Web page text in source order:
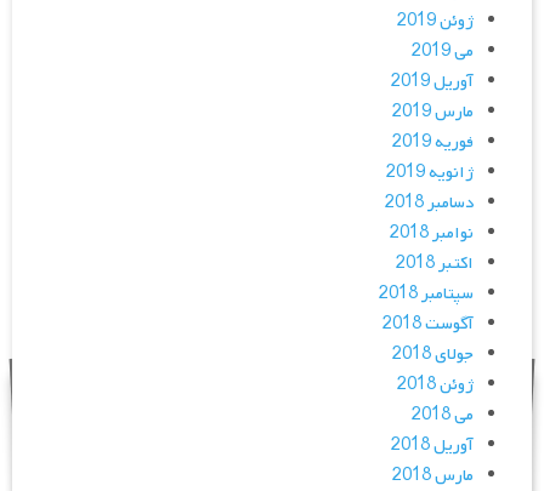
ژوئن 2019
می 2019
آوریل 2019
مارس 2019
فوریه 2019
ژانویه 2019
دسامبر 2018
نوامبر 2018
اکتبر 2018
سپتامبر 2018
آگوست 2018
جولای 2018
ژوئن 2018
می 2018
آوریل 2018
مارس 2018